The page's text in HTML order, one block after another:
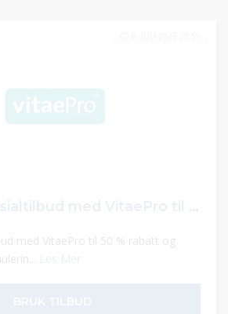
med VitaePro til 50 % rabatt og